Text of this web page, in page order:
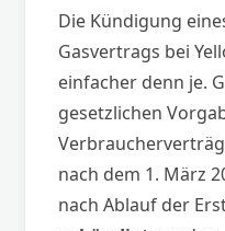
Die Kündigung
Gasvertrags bei
einfacher denn je.
gesetzlichen
nach dem 1. März
nach Ablauf der